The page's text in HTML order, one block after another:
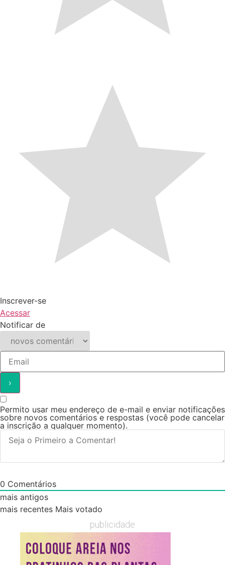
Inscrever-se
Acessar
Notificar de
Permito usar meu endereço de e-mail e enviar notificações
sobre novos comentários e respostas (você pode cancelar
a inscrição a qualquer momento).
0 Comentários
mais antigos
mais recentes Mais votado
publicidade